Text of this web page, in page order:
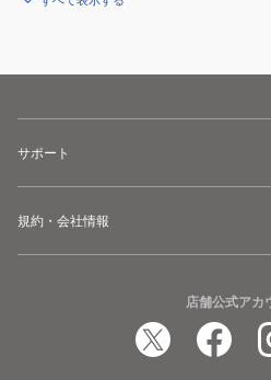
サポート
規約・会社情報
店舗公式アカ